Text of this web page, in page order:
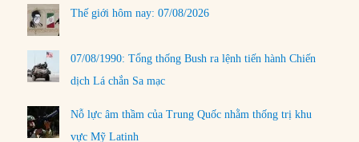
Thế giới hôm nay: 07/08/2026
07/08/1990: Tổng thống Bush ra lệnh tiến hành Chiến
dịch Lá chắn Sa mạc
Nỗ lực âm thầm của Trung Quốc nhằm thống trị khu
vực Mỹ Latinh